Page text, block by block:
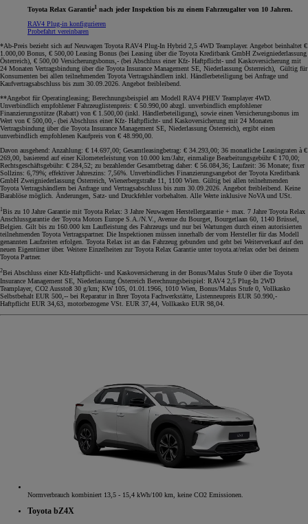
Toyota Relax Garantie1 nach jeder Inspektion bis zu einem Fahrzeugalter von 10 Jahren.
RAV4 Plug-in konfigurieren
Probefahrt vereinbaren
*Ab-Preis bezieht sich auf Neuwagen Toyota RAV4 Plug-In Hybrid 2,5 4WD Teamplayer. Angebot beinhaltet €
1.000,00 Bonus, € 500,00 Leasing Bonus (bei Leasing über die Toyota Kreditbank GmbH Zweigniederlassung
Österreich), € 500,00 Versicherungsbonus,- (bei Abschluss einer Kfz- Haftpflicht- und Kaskoversicherung mit
24 Monaten Vertragsbindung über die Toyota Insurance Management SE, Niederlassung Österreich), Gültig für
Konsumenten bei allen teilnehmenden Toyota Vertragshändlern inkl. Händlerbeteiligung bei Anfrage und
Kaufvertragsabschluss bis zum 30.09.2026. Angebot freibleibend.
**Angebot für Operatingleasing; Berechnungsbeispiel am Modell RAV4 PHEV Teamplayer 4WD.
Unverbindlich empfohlener Fahrzeuglistenpreis: € 50.990,00 abzgl. unverbindlich empfohlener
Finanzierungsstütze (Rabatt) von € 1.500,00 (inkl. Händlerbeteiligung), sowie einen Versicherungsbonus im
Wert von € 500,00,- (bei Abschluss einer Kfz- Haftpflicht- und Kaskoversicherung mit 24 Monaten
Vertragsbindung über die Toyota Insurance Management SE, Niederlassung Österreich), ergibt einen
unverbindlich empfohlenen Kaufpreis von € 48.990,00.
Davon ausgehend: Anzahlung: € 14.697,00; Gesamtleasingbetrag: € 34.293,00; 36 monatliche Leasingraten à €
269,00, basierend auf einer Kilometerleistung von 10.000 km/Jahr, einmalige Bearbeitungsgebühr € 170,00;
Rechtsgeschäftsgebühr: € 284,52; zu bezahlender Gesamtbetrag daher: € 56.084,36; Laufzeit: 36 Monate; fixer
Sollzins: 6,79%; effektiver Jahreszins: 7,56%. Unverbindliches Finanzierungsangebot der Toyota Kreditbank
GmbH Zweigniederlassung Österreich, Wienerbergstraße 11, 1100 Wien. Gültig bei allen teilnehmenden
Toyota Vertragshändlern bei Anfrage und Vertragsabschluss bis zum 30.09.2026. Angebot freibleibend. Keine
Barablöse möglich. Änderungen, Satz- und Druckfehler vorbehalten. Alle Werte inklusive NoVA und USt.
1Bis zu 10 Jahre Garantie mit Toyota Relax: 3 Jahre Neuwagen Herstellergarantie + max. 7 Jahre Toyota Relax
Anschlussgarantie der Toyota Motors Europe S.A./N.V., Avenue du Bourget, Bourgetlaan 60, 1140 Brüssel,
Belgien. Gilt bis zu 160.000 km Laufleistung des Fahrzeugs und nur bei Wartungen durch einen autorisierten
teilnehmenden Toyota Vertragspartner. Die Inspektionen müssen innerhalb der vom Hersteller für das Modell
genannten Laufzeiten erfolgen. Toyota Relax ist an das Fahrzeug gebunden und geht bei Weiterverkauf auf den
neuen Eigentümer über. Weitere Einzelheiten zur Toyota Relax Garantie unter toyota.at/relax oder bei deinem
Toyota Partner.
2Bei Abschluss einer Kfz-Haftpflicht- und Kaskoversicherung in der Bonus/Malus Stufe 0 über die Toyota
Insurance Management SE, Niederlassung Österreich Berechnungsbeispiel: RAV4 2,5 Plug-In 2WD
Teamplayer, CO2 Ausstoß 30 g/km; KW 105, 01.01.1966, 1010 Wien, Bonus/Malus Stufe 0, Vollkasko
Selbstbehalt EUR 500,-- bei Reparatur in Ihrer Toyota Fachwerkstätte, Listenneupreis EUR 50.990,-
Haftpflicht EUR 34,63, motorbezogene VSt. EUR 37,44, Vollkasko EUR 98,04.
Normverbrauch kombiniert 13,5 - 15,4 kWh/100 km, keine CO2 Emissionen.
Toyota bZ4X